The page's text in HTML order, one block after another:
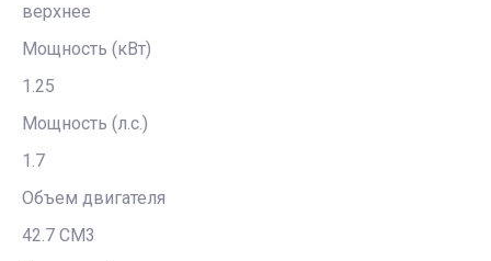
верхнее
Мощность (кВт)
1.25
Мощность (л.с.)
1.7
Объем двигателя
42.7 CM3